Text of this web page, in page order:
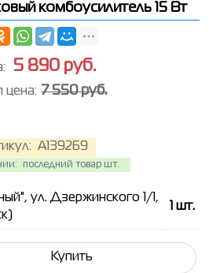
комбоусилитель 15 Вт
A139269
последний товар шт.
5 890 руб.
цена: 7 550 руб.
ул. Дзержинского 1/1,
шт.
Купить